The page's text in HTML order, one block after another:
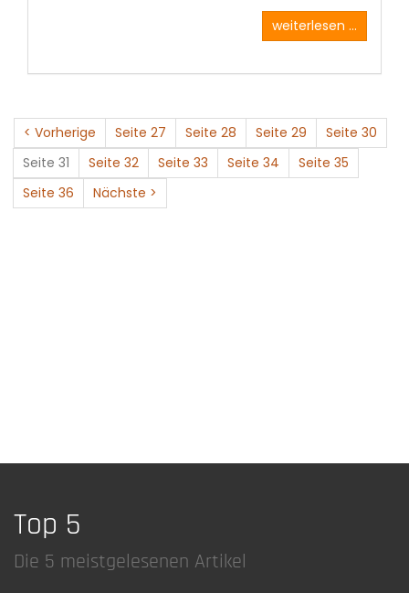
weiterlesen ...
< Vorherige Seite 27 Seite 28 Seite 29
Seite 30
Seite 31
Seite 32 Seite 33 Seite 34
Seite 35
Seite 36
Nächste >
Top 5
Die 5 meistgelesenen Artikel